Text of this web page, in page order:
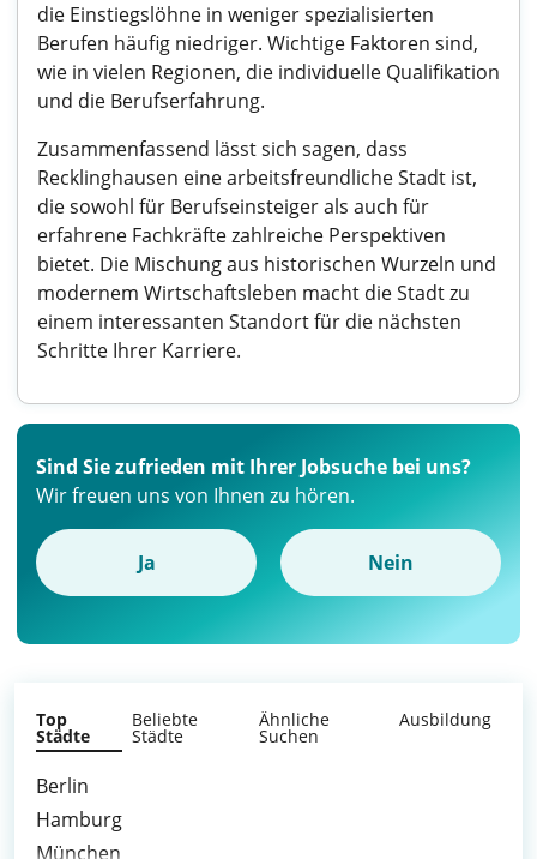
die Einstiegslöhne in weniger spezialisierten
Berufen häufig niedriger. Wichtige Faktoren sind,
wie in vielen Regionen, die individuelle Qualifikation
und die Berufserfahrung.
Zusammenfassend lässt sich sagen, dass
Recklinghausen eine arbeitsfreundliche Stadt ist,
die sowohl für Berufseinsteiger als auch für
erfahrene Fachkräfte zahlreiche Perspektiven
bietet. Die Mischung aus historischen Wurzeln und
modernem Wirtschaftsleben macht die Stadt zu
einem interessanten Standort für die nächsten
Schritte Ihrer Karriere.
Sind Sie zufrieden mit Ihrer Jobsuche bei uns?
Wir freuen uns von Ihnen zu hören.
Ja Nein
Top
Städte
Beliebte
Städte
Ähnliche
Suchen
Ausbildung
Berlin
Hamburg
München